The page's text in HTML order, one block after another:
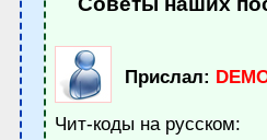
Прислал:
Чит-коды на русском: